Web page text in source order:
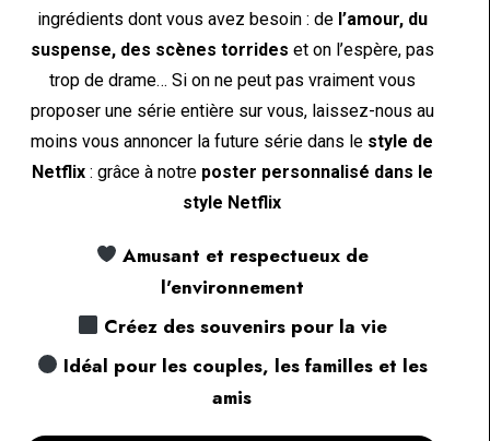
ingrédients dont vous avez besoin : de l’amour, du
suspense, des scènes torrides et on l’espère, pas
trop de drame… Si on ne peut pas vraiment vous
proposer une série entière sur vous, laissez-nous au
moins vous annoncer la future série dans le style de
Netflix : grâce à notre poster personnalisé dans le
style Netflix
Amusant et respectueux de
l'environnement
Créez des souvenirs pour la vie
Idéal pour les couples, les familles et les
amis